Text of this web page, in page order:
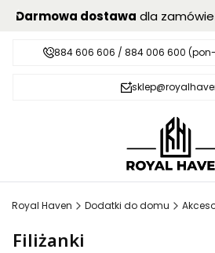
Darmowa dostawa dla
884 606 606 / 884 006 600
Royal Haven Dodatki do domu
Filiżanki